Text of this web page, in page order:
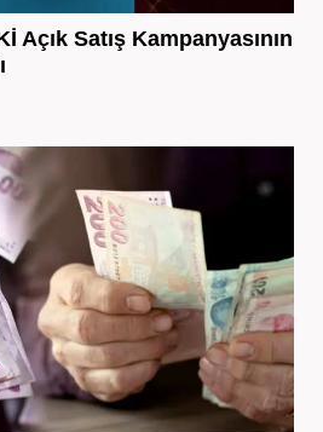
Açık Satış Kampanyasının